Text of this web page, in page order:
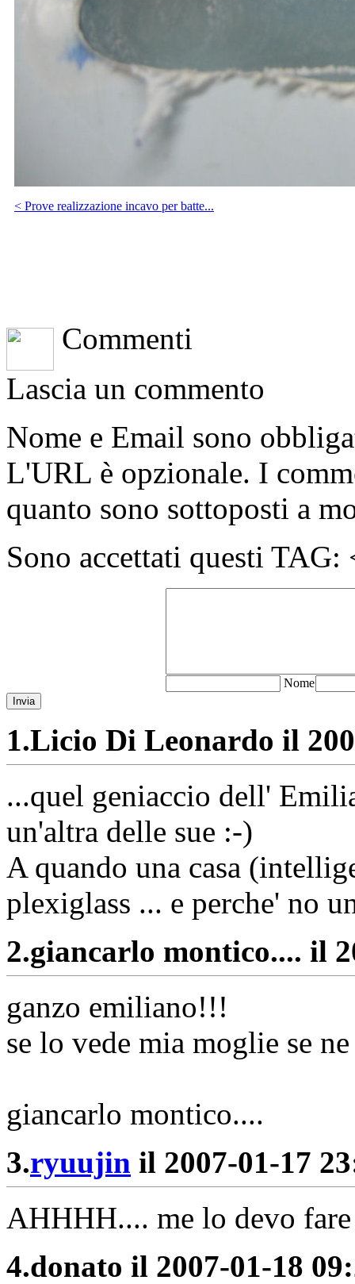
< Prove realizzazione incavo per batte...
Commenti
Lascia un commento
Nome e Email sono
L'URL è opzionale. I
quanto sono sottoposti a
Sono accettati questi
Nome
Invia
1.Licio Di Leonardo il
...quel geniaccio dell'
un'altra delle sue :-)
A quando una casa
plexiglass ... e perche' no
2.giancarlo montico.... il
ganzo emiliano!!!
se lo vede mia moglie se
giancarlo montico....
3.ryuujin il 2007-01-17
AHHHH.... me lo devo
4.donato il 2007-01-18